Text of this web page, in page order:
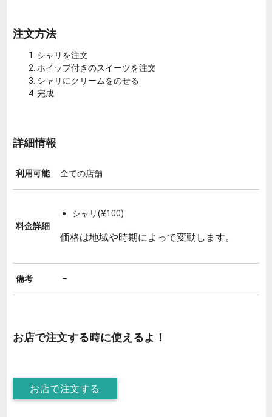
注文方法
シャリを注文
ホイップ付きのスイーツを注文
シャリにクリームをのせる
完成
詳細情報
利用可能 全ての店舗
料金詳細
シャリ(¥100)
価格は地域や時期によって変動します。
備考 –
お店で注文する時に使えるよ！
お店で注文する